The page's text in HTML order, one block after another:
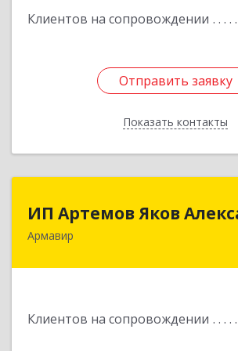
Клиентов на сопровождении
Отправить заявку
Показать контакты
Отправить заявку
Назад
ИП Артемов Яков
Армавир
Клиентов на сопровождении